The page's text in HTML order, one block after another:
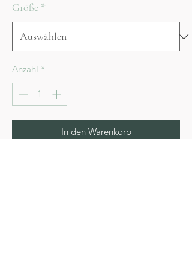
Größe *
Anzahl *
In den Warenkorb